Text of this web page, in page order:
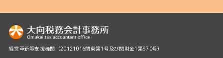
経営革新等支援機関（20121016関東第1号及び関財金1第970号）